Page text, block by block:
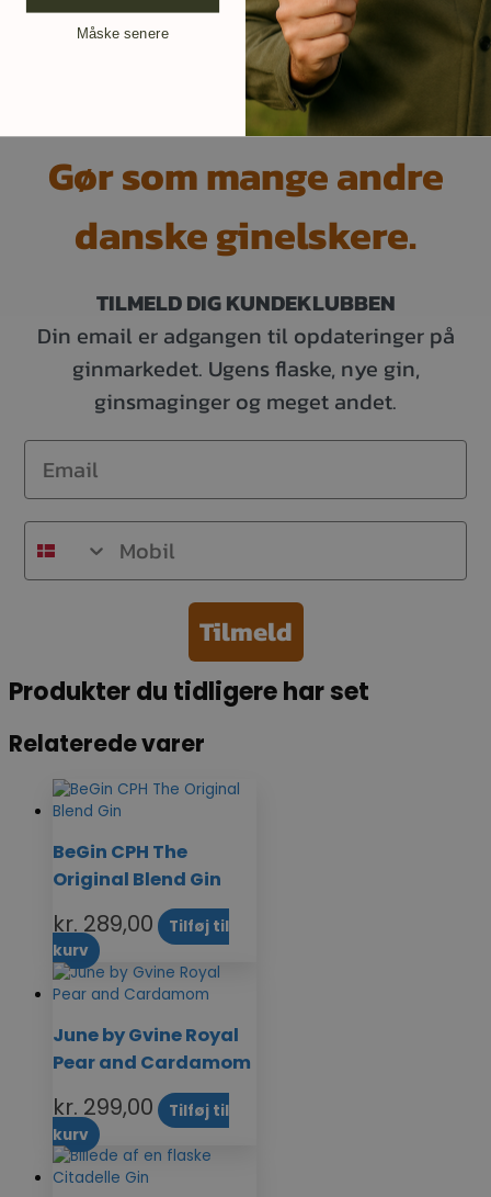
Gør som mange andre
danske ginelskere.
TILMELD DIG KUNDEKLUBBEN
Din email er adgangen til opdateringer på
ginmarkedet. Ugens flaske, nye gin,
ginsmaginger og meget andet.
Email
Mobil
Tilmeld
Produkter du tidligere har set
Relaterede varer
BeGin CPH The
Original Blend Gin
kr. 289,00
Tilføj til
kurv
June by Gvine Royal
Pear and Cardamom
kr. 299,00
Tilføj til
kurv
Måske senere